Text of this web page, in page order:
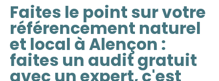
Faites le point sur votre
référencement naturel
et local à Alençon :
faites un audit gratuit
avec un expert, c'est